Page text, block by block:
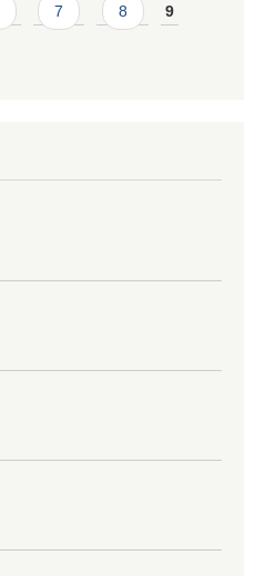
7 8 9